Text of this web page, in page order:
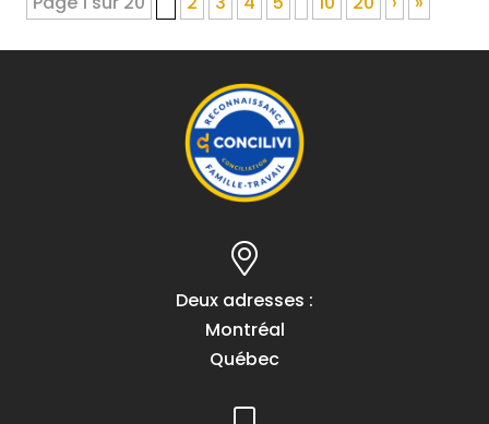
Deux adresses :
Montréal
Québec